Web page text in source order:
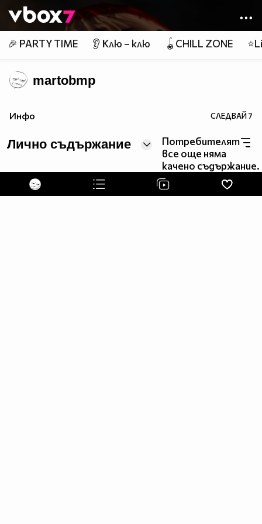
👾
🎉 PARTY TIME 👂 Клю – клю 🪀CHILL ZONE
martobmp
Инфо СЛЕДВАЙ7
Лично съдържание
Потребителят
все още няма
качено съдържание.